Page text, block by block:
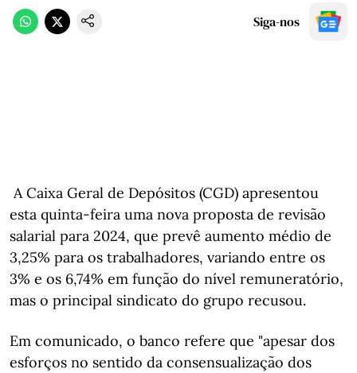
Siga-nos
A Caixa Geral de Depósitos (CGD) apresentou
esta quinta-feira uma nova proposta de revisão
salarial para 2024, que prevê aumento médio de
3,25% para os trabalhadores, variando entre os
3% e os 6,74% em função do nível remuneratório,
mas o principal sindicato do grupo recusou.
Em comunicado, o banco refere que "apesar dos
esforços no sentido da consensualização dos